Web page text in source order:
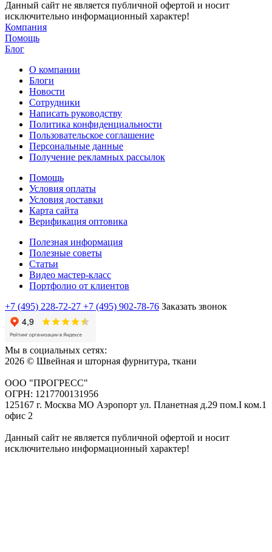
Данный сайт не является публичной офертой и носит
исключительно информационный характер!
Компания
Помощь
Блог
О компании
Блоги
Новости
Сотрудники
Написать руководству
Политика конфиденциальности
Пользовательское соглашение
Персональные данные
Получение рекламных рассылок
Помощь
Условия оплаты
Условия доставки
Карта сайта
Верификация оптовика
Полезная информация
Полезные советы
Статьи
Видео мастер-класс
Портфолио от клиентов
+7 (495) 228-72-27 +7 (495) 902-78-76 Заказать звонок
Мы в социальных сетях:
2026 © Швейная и шторная фурнитура, ткани
ООО "ПРОГРЕСС"
ОГРН: 1217700131956
125167 г. Москва МО Аэропорт ул. Планетная д.29 пом.I ком.1
офис 2
Данный сайт не является публичной офертой и носит
исключительно информационный характер!